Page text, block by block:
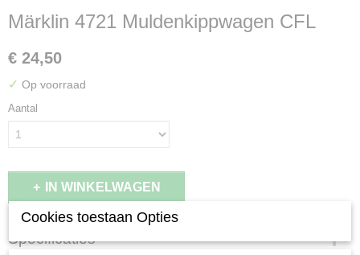
Märklin 4721 Muldenkippwagen CFL
€ 24,50
✓ Op voorraad
Aantal
IN WINKELWAGEN
Specificaties
Cookies toestaan Opties